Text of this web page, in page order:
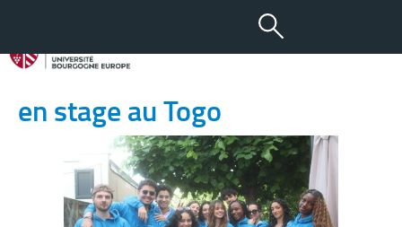
17 JUIN 2025
Douze étudiants en médecine
en stage au Togo